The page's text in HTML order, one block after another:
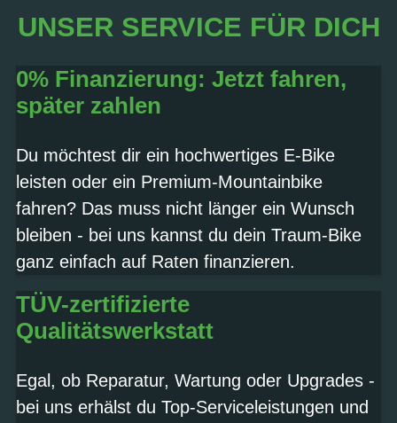
UNSER SERVICE FÜR DICH
0% Finanzierung: Jetzt fahren,
später zahlen
Du möchtest dir ein hochwertiges E-Bike
leisten oder ein Premium-Mountainbike
fahren? Das muss nicht länger ein Wunsch
bleiben - bei uns kannst du dein Traum-Bike
ganz einfach auf Raten finanzieren.
TÜV-zertifizierte
Qualitätswerkstatt
Egal, ob Reparatur, Wartung oder Upgrades -
bei uns erhälst du Top-Serviceleistungen und